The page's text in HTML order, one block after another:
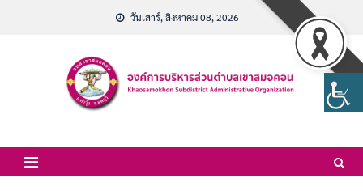
วันเสาร์, สิงหาคม 08, 2026